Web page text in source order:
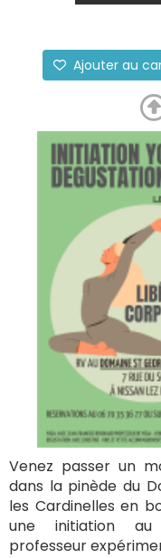
Ajouter au
Venez passer un
dans la pinède du
les Cardinelles en
une initiation
professeur